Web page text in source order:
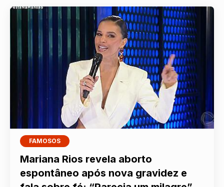
FAMOSOS
Mariana Rios revela aborto
espontâneo após nova gravidez e